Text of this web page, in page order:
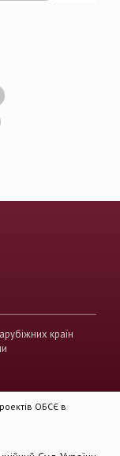
прав
країн
ОБСЄ в